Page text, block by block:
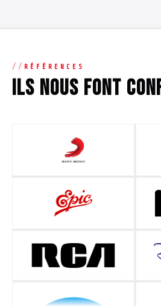
RÉFÉRENCES
Ils nous font